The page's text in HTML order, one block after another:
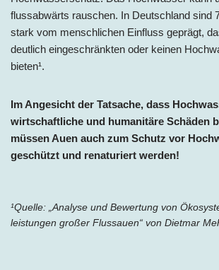
flussabwärts rauschen. In Deutschland sind
stark vom menschlichen Einfluss geprägt,
deutlich eingeschränkten oder keinen
bieten¹.
Im Angesicht der Tatsache, dass
wirtschaftliche und humanitäre Schäden
müssen Auen auch zum Schutz vor
geschützt und renaturiert werden!
¹Quelle: „Analyse und Bewertung von
leistungen großer Flussauen“ von Dietmar